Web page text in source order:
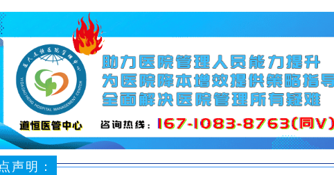
声明：